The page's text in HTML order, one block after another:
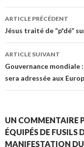
Navigation
ARTICLE PRÉCÉDENT
Jésus traité de “p*dé”
ARTICLE SUIVANT
Gouvernance mondiale
sera adressée aux
UN COMMENTAIRE
ÉQUIPÉS DE FUSILS
MANIFESTATION